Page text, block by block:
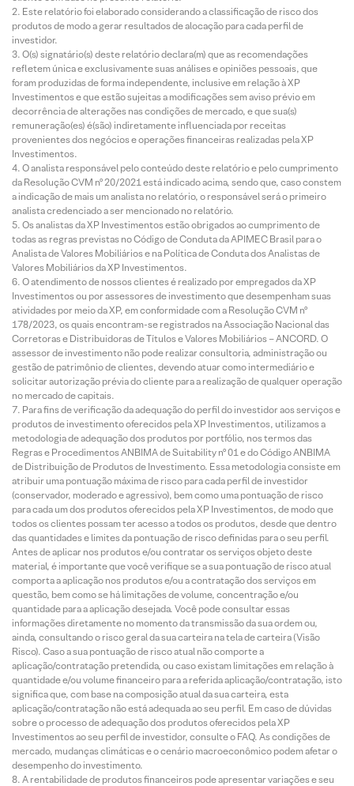
Este relatório foi elaborado considerando a classificação de risco dos
produtos de modo a gerar resultados de alocação para cada perfil de
investidor.
O(s) signatário(s) deste relatório declara(m) que as recomendações
refletem única e exclusivamente suas análises e opiniões pessoais, que
foram produzidas de forma independente, inclusive em relação à XP
Investimentos e que estão sujeitas a modificações sem aviso prévio em
decorrência de alterações nas condições de mercado, e que sua(s)
remuneração(es) é(são) indiretamente influenciada por receitas
provenientes dos negócios e operações financeiras realizadas pela XP
Investimentos.
O analista responsável pelo conteúdo deste relatório e pelo cumprimento
da Resolução CVM nº 20/2021 está indicado acima, sendo que, caso constem
a indicação de mais um analista no relatório, o responsável será o primeiro
analista credenciado a ser mencionado no relatório.
Os analistas da XP Investimentos estão obrigados ao cumprimento de
todas as regras previstas no Código de Conduta da APIMEC Brasil para o
Analista de Valores Mobiliários e na Política de Conduta dos Analistas de
Valores Mobiliários da XP Investimentos.
O atendimento de nossos clientes é realizado por empregados da XP
Investimentos ou por assessores de investimento que desempenham suas
atividades por meio da XP, em conformidade com a Resolução CVM nº
178/2023, os quais encontram-se registrados na Associação Nacional das
Corretoras e Distribuidoras de Títulos e Valores Mobiliários – ANCORD. O
assessor de investimento não pode realizar consultoria, administração ou
gestão de patrimônio de clientes, devendo atuar como intermediário e
solicitar autorização prévia do cliente para a realização de qualquer operação
no mercado de capitais.
Para fins de verificação da adequação do perfil do investidor aos serviços e
produtos de investimento oferecidos pela XP Investimentos, utilizamos a
metodologia de adequação dos produtos por portfólio, nos termos das
Regras e Procedimentos ANBIMA de Suitability nº 01 e do Código ANBIMA
de Distribuição de Produtos de Investimento. Essa metodologia consiste em
atribuir uma pontuação máxima de risco para cada perfil de investidor
(conservador, moderado e agressivo), bem como uma pontuação de risco
para cada um dos produtos oferecidos pela XP Investimentos, de modo que
todos os clientes possam ter acesso a todos os produtos, desde que dentro
das quantidades e limites da pontuação de risco definidas para o seu perfil.
Antes de aplicar nos produtos e/ou contratar os serviços objeto deste
material, é importante que você verifique se a sua pontuação de risco atual
comporta a aplicação nos produtos e/ou a contratação dos serviços em
questão, bem como se há limitações de volume, concentração e/ou
quantidade para a aplicação desejada. Você pode consultar essas
informações diretamente no momento da transmissão da sua ordem ou,
ainda, consultando o risco geral da sua carteira na tela de carteira (Visão
Risco). Caso a sua pontuação de risco atual não comporte a
aplicação/contratação pretendida, ou caso existam limitações em relação à
quantidade e/ou volume financeiro para a referida aplicação/contratação, isto
significa que, com base na composição atual da sua carteira, esta
aplicação/contratação não está adequada ao seu perfil. Em caso de dúvidas
sobre o processo de adequação dos produtos oferecidos pela XP
Investimentos ao seu perfil de investidor, consulte o FAQ. As condições de
mercado, mudanças climáticas e o cenário macroeconômico podem afetar o
desempenho do investimento.
A rentabilidade de produtos financeiros pode apresentar variações e seu